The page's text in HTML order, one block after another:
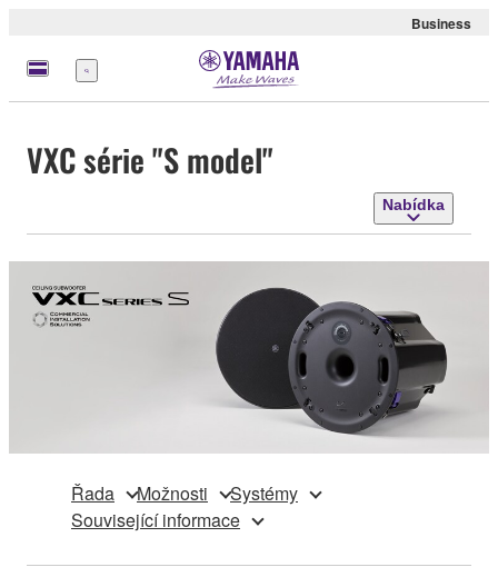
Business
Nabídka
VXC série "S model"
Nabídka
Řada Možnosti
Systémy
Související informace